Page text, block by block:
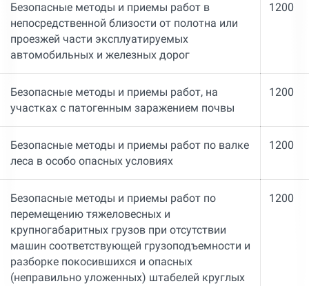
Безопасные методы и приемы работ в
непосредственной близости от полотна или
проезжей части эксплуатируемых
автомобильных и железных дорог
1200
Безопасные методы и приемы работ, на
участках с патогенным заражением почвы
1200
Безопасные методы и приемы работ по валке
леса в особо опасных условиях
1200
Безопасные методы и приемы работ по
перемещению тяжеловесных и
крупногабаритных грузов при отсутствии
машин соответствующей грузоподъемности и
разборке покосившихся и опасных
(неправильно уложенных) штабелей круглых
1200